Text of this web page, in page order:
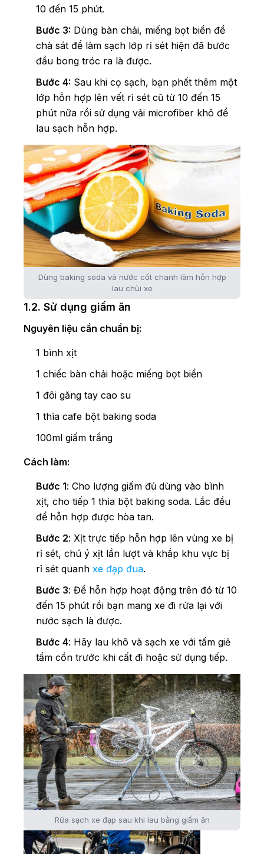
10 đến 15 phút.
Bước 3: Dùng bàn chải, miếng bọt biển để
chà sát để làm sạch lớp rỉ sét hiện đã bước
đầu bong tróc ra là được.
Bước 4: Sau khi cọ sạch, bạn phết thêm một
lớp hỗn hợp lên vết rỉ sét cũ từ 10 đến 15
phút nữa rồi sử dụng vải microfiber khô để
lau sạch hỗn hợp.
Dùng baking soda và nước cốt chanh làm hỗn hợp
lau chùi xe
1.2. Sử dụng giấm ăn
Nguyên liệu cần chuẩn bị:
1 bình xịt
1 chiếc bàn chải hoặc miếng bọt biển
1 đôi găng tay cao su
1 thìa cafe bột baking soda
100ml giấm trắng
Cách làm:
Bước 1: Cho lượng giấm đủ dùng vào bình
xịt, cho tiếp 1 thìa bột baking soda. Lắc đều
để hỗn hợp được hòa tan.
Bước 2: Xịt trực tiếp hỗn hợp lên vùng xe bị
rỉ sét, chú ý xịt lần lượt và khắp khu vực bị
rỉ sét quanh xe đạp đua.
Bước 3: Để hỗn hợp hoạt động trên đó từ 10
đến 15 phút rồi bạn mang xe đi rửa lại với
nước sạch là được.
Bước 4: Hãy lau khô và sạch xe với tấm giẻ
tẩm cồn trước khi cất đi hoặc sử dụng tiếp.
Rửa sạch xe đạp sau khi lau bằng giấm ăn